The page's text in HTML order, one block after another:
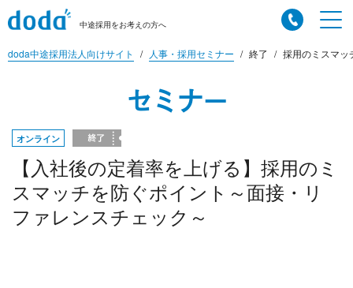
中途採用をお考えの方へ
doda中途採用法人向けサイト 人事・採用セミナー 終了 採用のミスマッ
セミナー
オンライン
【入社後の定着率を上げる】採用のミ
スマッチを防ぐポイント～面接・リ
ファレンスチェック～